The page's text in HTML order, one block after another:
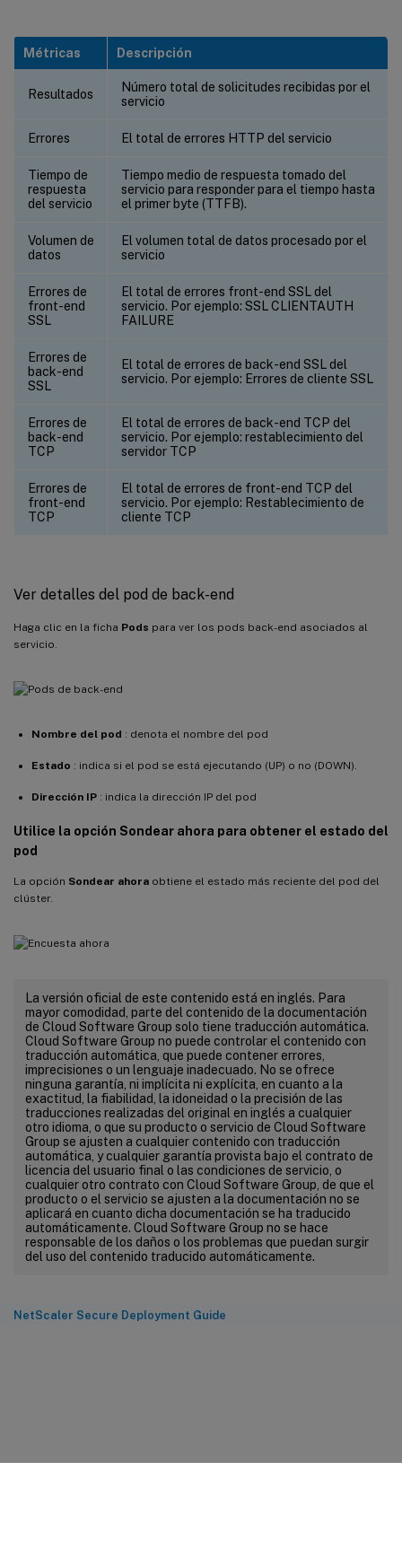
Métricas Descripción
Resultados
Número total de solicitudes recibidas por el
servicio
Errores El total de errores HTTP del servicio
Tiempo de
respuesta
del servicio
Tiempo medio de respuesta tomado del
servicio para responder para el tiempo hasta
el primer byte (TTFB).
Volumen de
datos
El volumen total de datos procesado por el
servicio
Errores de
front-end
SSL
El total de errores front-end SSL del
servicio. Por ejemplo: SSL CLIENTAUTH
FAILURE
Errores de
back-end
SSL
El total de errores de back-end SSL del
servicio. Por ejemplo: Errores de cliente SSL
Errores de
back-end
TCP
El total de errores de back-end TCP del
servicio. Por ejemplo: restablecimiento del
servidor TCP
Errores de
front-end
TCP
El total de errores de front-end TCP del
servicio. Por ejemplo: Restablecimiento de
cliente TCP
Ver detalles del pod de back-end
Haga clic en la ficha Pods para ver los pods back-end asociados al
servicio.
Nombre del pod : denota el nombre del pod
Estado : indica si el pod se está ejecutando (UP) o no (DOWN).
Dirección IP : indica la dirección IP del pod
Utilice la opción Sondear ahora para obtener el estado del
pod
La opción Sondear ahora obtiene el estado más reciente del pod del
clúster.
La versión oficial de este contenido está en inglés. Para
mayor comodidad, parte del contenido de la documentación
de Cloud Software Group solo tiene traducción automática.
Cloud Software Group no puede controlar el contenido con
traducción automática, que puede contener errores,
imprecisiones o un lenguaje inadecuado. No se ofrece
ninguna garantía, ni implícita ni explícita, en cuanto a la
exactitud, la fiabilidad, la idoneidad o la precisión de las
traducciones realizadas del original en inglés a cualquier
otro idioma, o que su producto o servicio de Cloud Software
Group se ajusten a cualquier contenido con traducción
automática, y cualquier garantía provista bajo el contrato de
licencia del usuario final o las condiciones de servicio, o
cualquier otro contrato con Cloud Software Group, de que el
producto o el servicio se ajusten a la documentación no se
aplicará en cuanto dicha documentación se ha traducido
automáticamente. Cloud Software Group no se hace
responsable de los daños o los problemas que puedan surgir
del uso del contenido traducido automáticamente.
NetScaler Secure Deployment Guide